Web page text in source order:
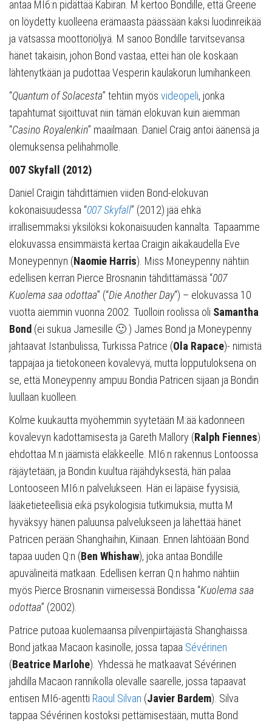
antaa MI6:n pidättää Kabiran. M kertoo Bondille, että Greene
on löydetty kuolleena erämaasta päässään kaksi luodinreikää
ja vatsassa moottoriöljyä. M sanoo Bondille tarvitsevansa
hänet takaisin, johon Bond vastaa, ettei hän ole koskaan
lähtenytkään ja pudottaa Vesperin kaulakorun lumihankeen.
“Quantum of Solacesta” tehtiin myös videopeli, jonka
tapahtumat sijoittuvat niin tämän elokuvan kuin aiemman
“Casino Royalenkin” maailmaan. Daniel Craig antoi äänensä ja
olemuksensa pelihahmolle.
007 Skyfall (2012)
Daniel Craigin tähdittämien viiden Bond-elokuvan
kokonaisuudessa “007 Skyfall” (2012) jää ehkä
irrallisemmaksi yksilöksi kokonaisuuden kannalta. Tapaamme
elokuvassa ensimmäistä kertaa Craigin aikakaudella Eve
Moneypennyn (Naomie Harris). Miss Moneypenny nähtiin
edellisen kerran Pierce Brosnanin tähdittämässä “007
Kuolema saa odottaa” (“Die Another Day“) – elokuvassa 10
vuotta aiemmin vuonna 2002. Tuolloin roolissa oli Samantha
Bond (ei sukua Jamesille 🙂 ) James Bond ja Moneypenny
jahtaavat Istanbulissa, Turkissa Patrice (Ola Rapace)- nimistä
tappajaa ja tietokoneen kovalevyä, mutta lopputuloksena on
se, että Moneypenny ampuu Bondia Patricen sijaan ja Bondin
luullaan kuolleen.
Kolme kuukautta myöhemmin syytetään M:ää kadonneen
kovalevyn kadottamisesta ja Gareth Mallory (Ralph Fiennes)
ehdottaa M:n jäämistä eläkkeelle. MI6:n rakennus Lontoossa
räjäytetään, ja Bondin kuultua räjähdyksestä, hän palaa
Lontooseen MI6:n palvelukseen. Hän ei läpäise fyysisiä,
lääketieteellisiä eikä psykologisia tutkimuksia, mutta M
hyväksyy hänen paluunsa palvelukseen ja lähettää hänet
Patricen perään Shanghaihin, Kiinaan. Ennen lähtöään Bond
tapaa uuden Q:n (Ben Whishaw), joka antaa Bondille
apuvälineitä matkaan. Edellisen kerran Q:n hahmo nähtiin
myös Pierce Brosnanin viimeisessä Bondissa “Kuolema saa
odottaa” (2002).
Patrice putoaa kuolemaansa pilvenpiirtäjästä Shanghaissa.
Bond jatkaa Macaon kasinolle, jossa tapaa Sévérinen
(Beatrice Marlohe). Yhdessä he matkaavat Sévérinen
jahdilla Macaon rannikolla olevalle saarelle, jossa tapaavat
entisen MI6-agentti Raoul Silvan (Javier Bardem). Silva
tappaa Sévérinen kostoksi pettämisestään, mutta Bond